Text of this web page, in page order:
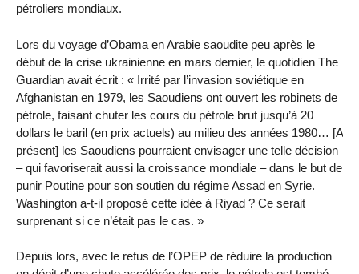
pétroliers mondiaux.
Lors du voyage d’Obama en Arabie saoudite peu après le
début de la crise ukrainienne en mars dernier, le quotidien The
Guardian avait écrit : « Irrité par l’invasion soviétique en
Afghanistan en 1979, les Saoudiens ont ouvert les robinets de
pétrole, faisant chuter les cours du pétrole brut jusqu’à 20
dollars le baril (en prix actuels) au milieu des années 1980… [A
présent] les Saoudiens pourraient envisager une telle décision
– qui favoriserait aussi la croissance mondiale – dans le but de
punir Poutine pour son soutien du régime Assad en Syrie.
Washington a-t-il proposé cette idée à Riyad ? Ce serait
surprenant si ce n’était pas le cas. »
Depuis lors, avec le refus de l’OPEP de réduire la production